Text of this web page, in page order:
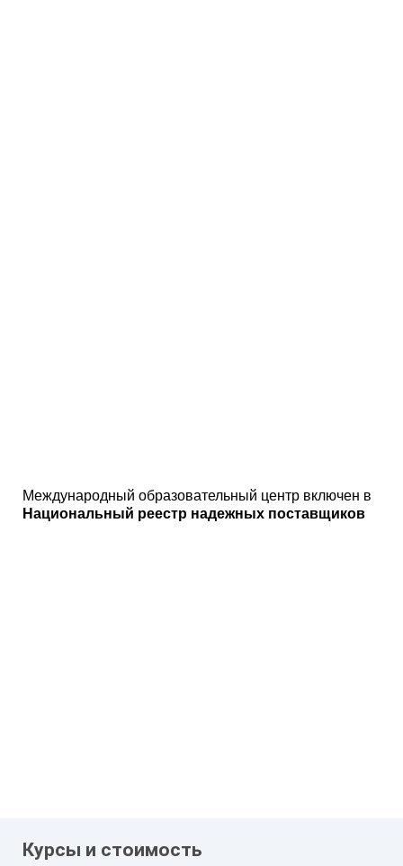
Международный образовательный центр включен в
Национальный реестр надежных поставщиков
Курсы и стоимость